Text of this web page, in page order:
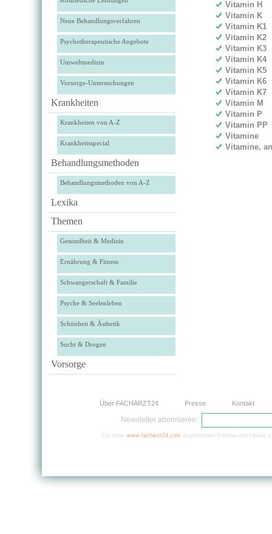
Neue Behandlungsverfahren
Psychotherapeutische Angebote
Umweltmedizin
Vorsorge-Untersuchungen
Krankheiten
Krankheiten von A-Z
Krankheitsspecial
Behandlungsmethoden
Behandlungsmethoden von A-Z
Lexika
Themen
Gesundheit & Medizin
Ernährung & Fitness
Schwangerschaft & Familie
Psyche & Seelenleben
Schönheit & Ästhetik
Sucht & Drogen
Vorsorge
Vitamin H
Vitamin K
Vitamin K1
Vitamin K2
Vitamin K3
Vitamin K4
Vitamin K5
Vitamin K6
Vitamin K7
Vitamin M
Vitamin P
Vitamin PP
Vitamine
Vitamine,
Über FACHARZT24 Presse Kontakt
Newsletter abonnieren:
Die unter www.facharzt24.com angebotenen Dienste und Inhalte